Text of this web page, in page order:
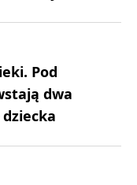
Pod
dwa